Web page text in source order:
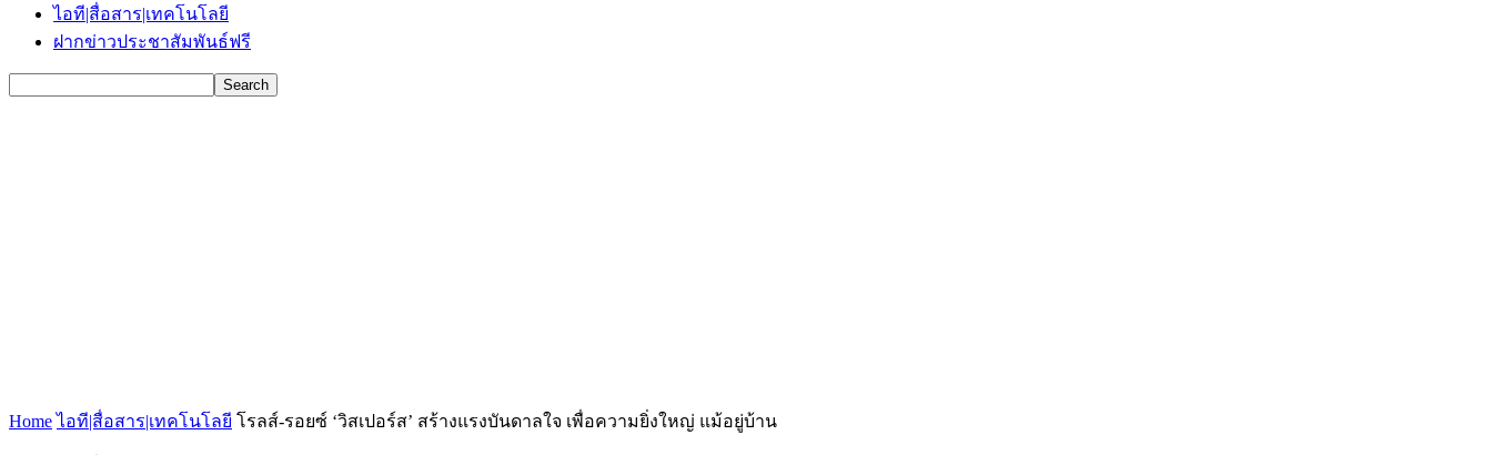
ไอที|สื่อสาร|เทคโนโลยี
ฝากข่าวประชาสัมพันธ์ฟรี
Home ไอที|สื่อสาร|เทคโนโลยี โรลส์-รอยซ์ ‘วิสเปอร์ส’ สร้างแรงบันดาลใจ เพื่อความยิ่งใหญ่ แม้อยู่บ้าน